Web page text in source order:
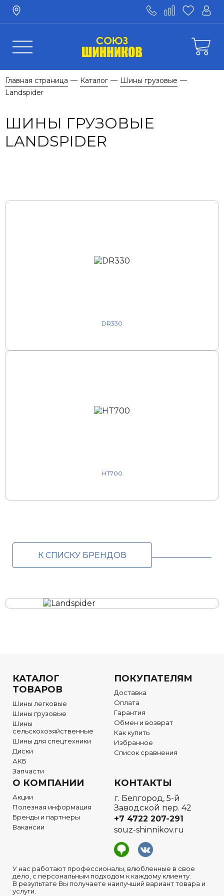
Главная страница — Каталог — Шины грузовые —
Landspider
ШИНЫ ГРУЗОВЫЕ
LANDSPIDER
DR330
HT700
К СПИСКУ БРЕНДОВ
КАТАЛОГ
ТОВАРОВ
Шины легковые
Шины грузовые
Шины
сельскохозяйственные
Шины для спецтехники
Диски
АКБ
Запчасти
ПОКУПАТЕЛЯМ
Доставка
Оплата
Гарантия
Обмен и возврат
Как купить
Избранное
Список сравнения
О КОМПАНИИ
Акции
Полезная информация
Бренды и партнеры
Вакансии
У нас работают профессионалы, влюбленные в свое
дело, с персональным подходом к каждому клиенту.
В результате Вы получаете наилучший вариант товара и
услуги.
КОНТАКТЫ
г. Белгород, 5-й
Заводской пер. 42
+7 4722 207-291
souz-shinnikov.ru